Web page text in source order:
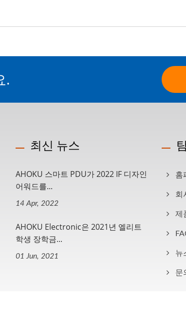
.
최신 뉴스
AHOKU 스마트 PDU가 2022 IF 디자인
어워드를...
14 Apr, 2022
AHOKU Electronic은 2021년 엘리트
학생 장학금...
01 Jun, 2021
홈
회
제
뉴
문